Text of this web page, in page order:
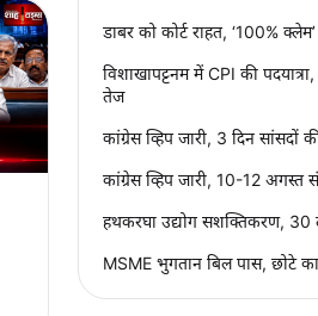
डाबर को कोर्ट राहत, ‘100%
विशाखापट्टनम में CPI की
तेज
कांग्रेस व्हिप जारी, 3 दिन सांसदों
कांग्रेस व्हिप जारी, 10-12 अगस्त
हथकरघा उद्योग सशक्तिकरण, 30
MSME भुगतान बिल पास, छोटे